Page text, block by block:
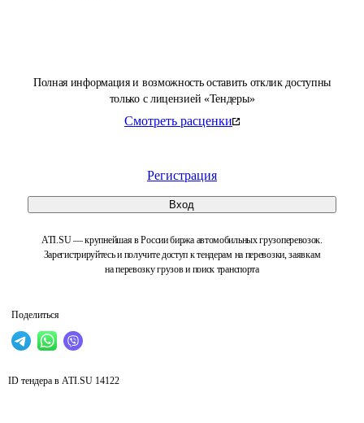
Полная информация и возможность оставить отклик доступны
только с лицензией «Тендеры»
Смотреть расценки
Регистрация
Вход
ATI.SU — крупнейшая в России биржа автомобильных грузоперевозок.
Зарегистрируйтесь и получите доступ к тендерам на перевозки, заявкам
на перевозку грузов и поиск транспорта
Поделиться
ID тендера в ATI.SU 14122